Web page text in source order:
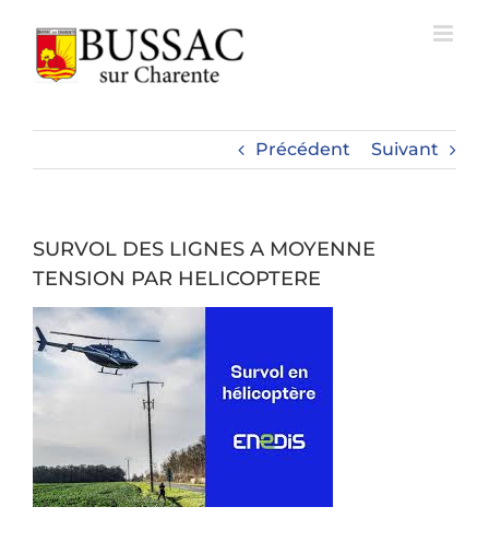
contenu
Précédent Suivant
SURVOL DES LIGNES A MOYENNE
TENSION PAR HELICOPTERE